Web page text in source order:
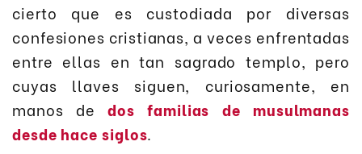
cierto que es custodiada por diversas
confesiones cristianas, a veces enfrentadas
entre ellas en tan sagrado templo, pero
cuyas llaves siguen, curiosamente, en
manos dedos familias de musulmanas
desde hace siglos.